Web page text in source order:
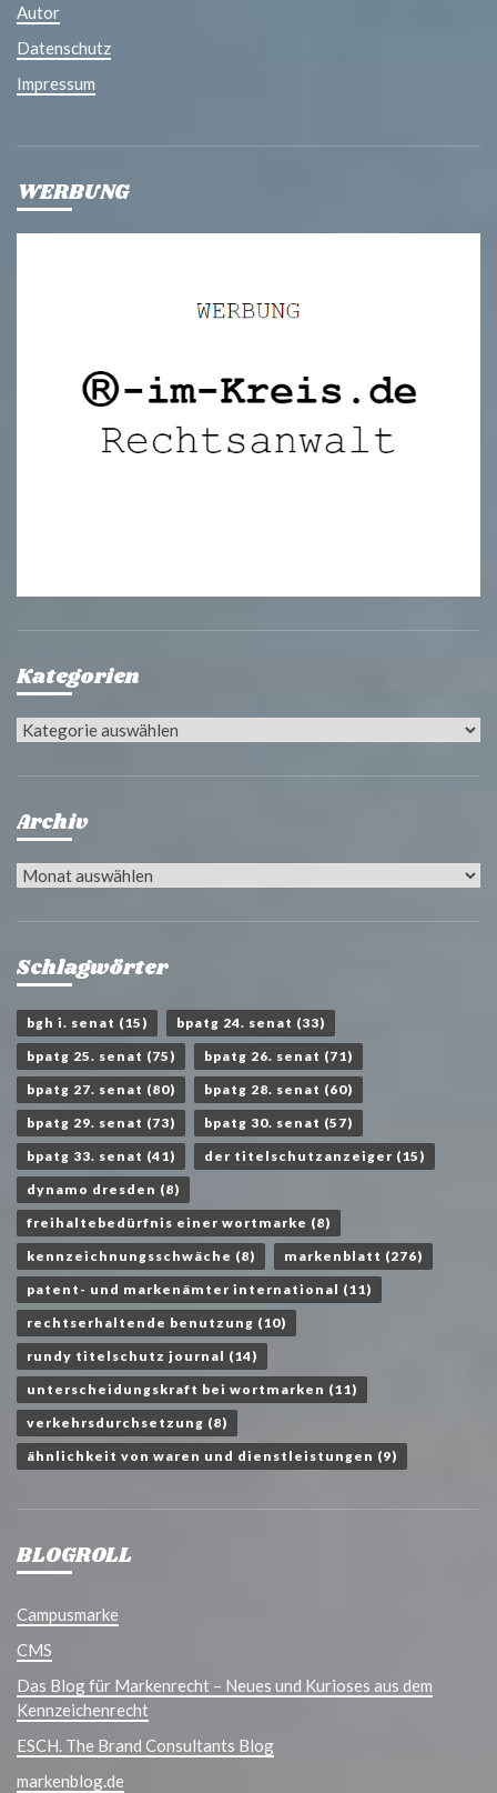
Autor
Datenschutz
Impressum
WERBUNG
Kategorien
Kategorien
Archiv
Archiv
Schlagwörter
bgh i. senat (15) bpatg 24. senat (33)
bpatg 25. senat (75) bpatg 26. senat (71)
bpatg 27. senat (80) bpatg 28. senat (60)
bpatg 29. senat (73) bpatg 30. senat (57)
bpatg 33. senat (41) der titelschutzanzeiger (15)
dynamo dresden (8)
freihaltebedürfnis einer wortmarke (8)
kennzeichnungsschwäche (8) markenblatt (276)
patent- und markenämter international (11)
rechtserhaltende benutzung (10)
rundy titelschutz journal (14)
unterscheidungskraft bei wortmarken (11)
verkehrsdurchsetzung (8)
ähnlichkeit von waren und dienstleistungen (9)
BLOGROLL
Campusmarke
CMS
Das Blog für Markenrecht – Neues und Kurioses aus dem
Kennzeichenrecht
ESCH. The Brand Consultants Blog
markenblog.de